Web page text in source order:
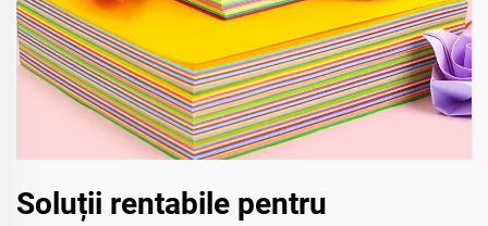
Soluții rentabile pentru